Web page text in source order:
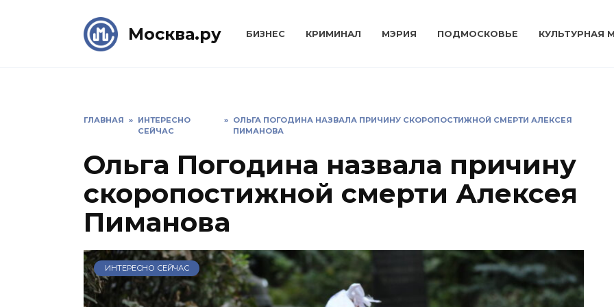
Москва.ру БИЗНЕС КРИМИНАЛ МЭРИЯ ПОДМОСКОВЬЕ КУЛЬТУРНАЯ
ГЛАВНАЯ » ИНТЕРЕСНО
СЕЙЧАС
» ОЛЬГА ПОГОДИНА НАЗВАЛА ПРИЧИНУ СКОРОПОСТИЖНОЙ СМЕРТИ АЛЕКСЕЯ
ПИМАНОВА
Ольга Погодина назвала причину
скоропостижной смерти Алексея
Пиманова
ИНТЕРЕСНО СЕЙЧАС